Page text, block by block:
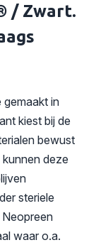
/ Zwart.
in
kiest bij de
bewust
deze
steriele
waar o.a.